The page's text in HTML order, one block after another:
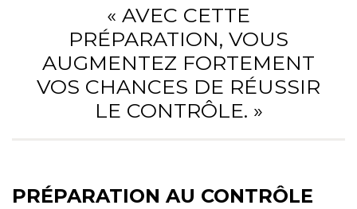
« AVEC CETTE
PRÉPARATION, VOUS
AUGMENTEZ FORTEMENT
VOS CHANCES DE RÉUSSIR
LE CONTRÔLE. »
PRÉPARATION AU CONTRÔLE